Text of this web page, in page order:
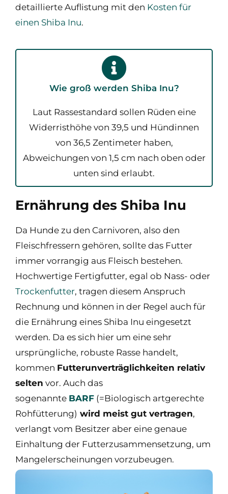
detaillierte Auflistung mit den Kosten für
einen Shiba Inu.
Wie groß werden Shiba Inu?​
Laut Rassestandard sollen Rüden eine
Widerristhöhe von 39,5 und Hündinnen
von 36,5 Zentimeter haben,
Abweichungen von 1,5 cm nach oben oder
unten sind erlaubt.
Ernährung des Shiba Inu
Da Hunde zu den Carnivoren, also den
Fleischfressern gehören, sollte das Futter
immer vorrangig aus Fleisch bestehen.
Hochwertige Fertigfutter, egal ob Nass- oder
Trockenfutter, tragen diesem Anspruch
Rechnung und können in der Regel auch für
die Ernährung eines Shiba Inu eingesetzt
werden. Da es sich hier um eine sehr
ursprüngliche, robuste Rasse handelt,
kommen Futterunverträglichkeiten relativ
selten vor. Auch das
sogenannte BARF (=Biologisch artgerechte
Rohfütterung) wird meist gut vertragen,
verlangt vom Besitzer aber eine genaue
Einhaltung der Futterzusammensetzung, um
Mangelerscheinungen vorzubeugen.